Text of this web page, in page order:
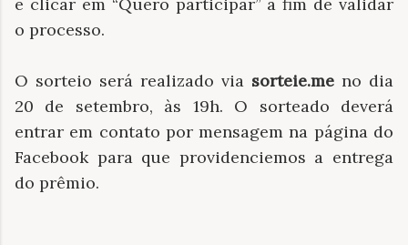
o processo.
O sorteio será realizado via sorteie.me no dia
20 de setembro, às 19h. O sorteado deverá
entrar em contato por mensagem na página do
Facebook para que providenciemos a entrega
do prêmio.